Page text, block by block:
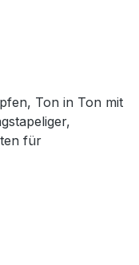
Ton in Ton mit
für